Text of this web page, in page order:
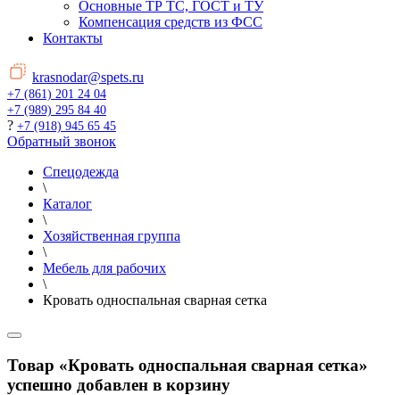
Основные ТР ТС, ГОСТ и ТУ
Компенсация средств из ФСС
Контакты
krasnodar@spets.ru
+7 (861) 201 24 04
+7 (989) 295 84 40
? +7 (918) 945 65 45
Обратный звонок
Спецодежда
\
Каталог
\
Хозяйственная группа
\
Мебель для рабочих
\
Кровать односпальная сварная сетка
Товар «Кровать односпальная сварная сетка»
успешно добавлен в корзину